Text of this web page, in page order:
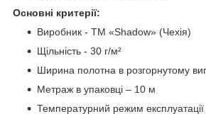
Основні критерії:
Виробник - ТМ «Shadow» (Чехія)
Щільність - 30 г/м²
Ширина полотна в розгорнутому
Метраж в упаковці – 10 м
Температурний режим експлуатації